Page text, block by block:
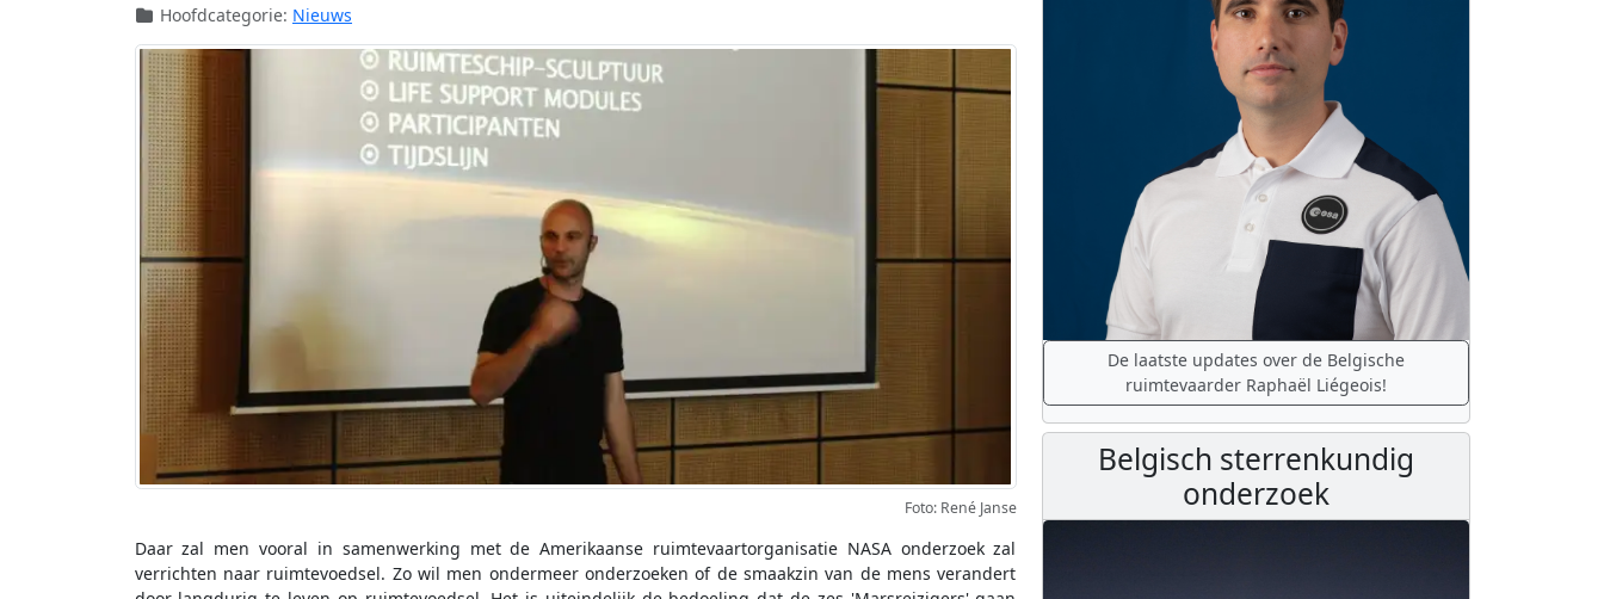
Hoofdcategorie: Nieuws
Foto: René Janse
Daar zal men vooral in samenwerking met de Amerikaanse ruimtevaartorganisatie NASA onderzoek zal
verrichten naar ruimtevoedsel. Zo wil men ondermeer onderzoeken of de smaakzin van de mens verandert
De laatste updates over de Belgische
ruimtevaarder Raphaël Liégeois!
Belgisch sterrenkundig
onderzoek